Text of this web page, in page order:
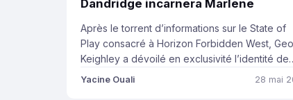
Dandridge incarnera Marlene
Après le torrent d’informations sur le State of
Play consacré à Horizon Forbidden West,
Keighley a dévoilé en exclusivité l’identité de
l’actrice qui incarnera le personnage de
Yacine Ouali 28 mai